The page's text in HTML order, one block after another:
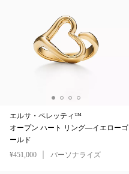
エルサ・ペレッティ™
オープン ハート リング—イエローゴ
ールド
¥451,000
パーソナライズ